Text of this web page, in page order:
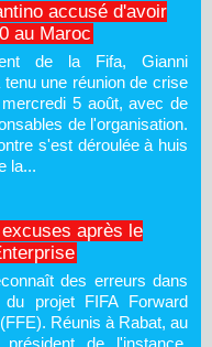
accusé d'avoir
au Maroc
de la Fifa, Gianni
tenu une réunion de crise
5 août, avec de
de l'organisation.
s'est déroulée à huis
la...
après le
des erreurs dans
projet FIFA Forward
Réunis à Rabat, au
de l'instance,